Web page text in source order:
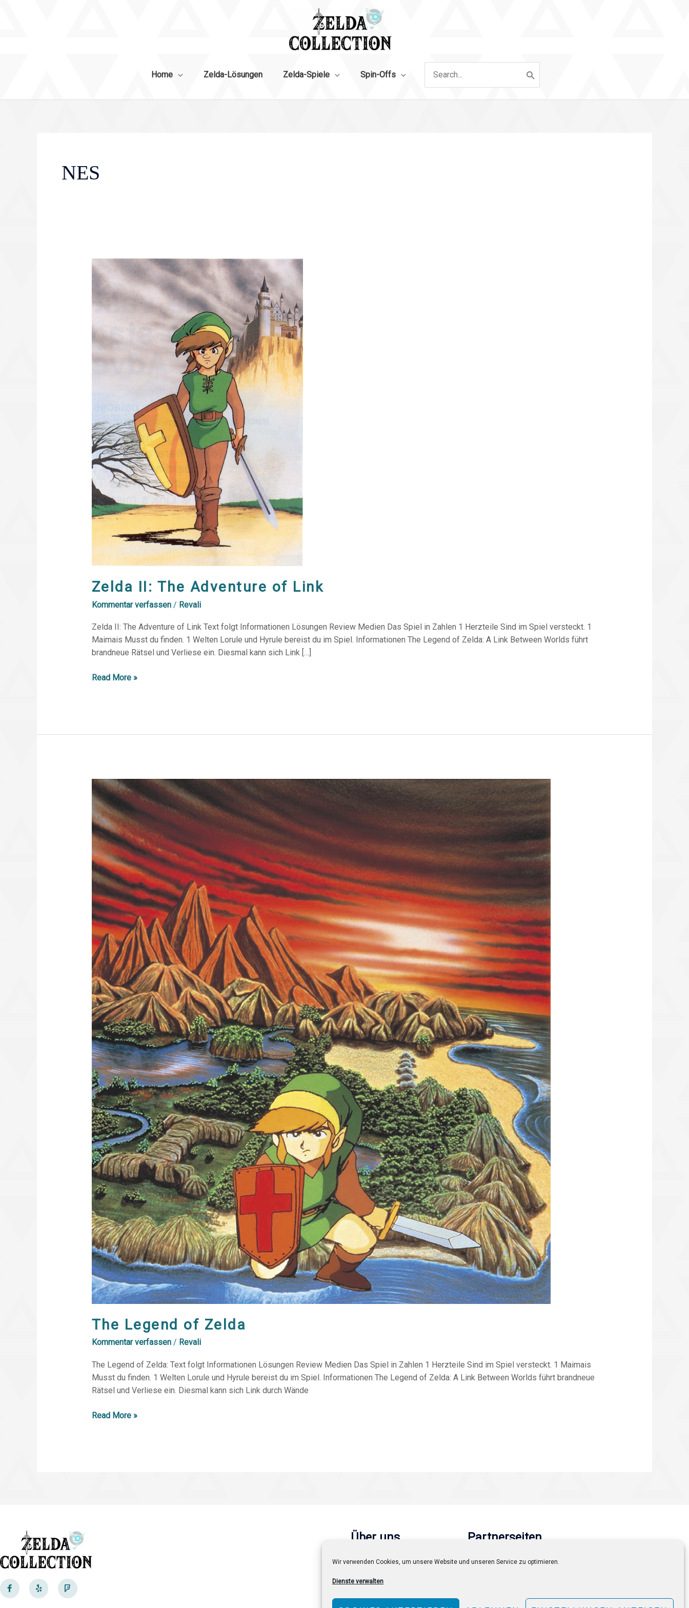
Wir verwenden Cookies, um unsere Website und unseren Service zu optimieren.
Dienste verwalten
Home Zelda-Lösungen Zelda-Spiele Spin-Offs
for:
NES
Zelda II: The Adventure of Link
Kommentar verfassen / Revali
Zelda II: The Adventure of Link Text folgt Informationen Lösungen Review Medien Das Spiel in Zahlen 1 Herzteile Sind im Spiel versteckt. 1
Maimais Musst du finden. 1 Welten Lorule und Hyrule bereist du im Spiel. Informationen The Legend of Zelda: A Link Between Worlds führt
brandneue Rätsel und Verliese ein. Diesmal kann sich Link […]
Zelda
II:
The
Adventure
Link
Read More »
The Legend of Zelda
Kommentar verfassen / Revali
The Legend of Zelda: Text folgt Informationen Lösungen Review Medien Das Spiel in Zahlen 1 Herzteile Sind im Spiel versteckt. 1 Maimais
Musst du finden. 1 Welten Lorule und Hyrule bereist du im Spiel. Informationen The Legend of Zelda: A Link Between Worlds führt brandneue
Rätsel und Verliese ein. Diesmal kann sich Link durch Wände
The
Legend
of
Zelda
Read More »
F
a
c
Y
e
l
F
o
u
Über uns
Team
Partnerseiten
Mariofans.de